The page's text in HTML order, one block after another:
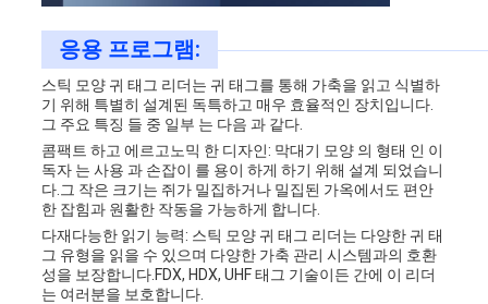
응용 프로그램:
스틱 모양 귀 태그 리더는 귀 태그를 통해 가축을 읽고 식별하
기 위해 특별히 설계된 독특하고 매우 효율적인 장치입니다.
그 주요 특징 들 중 일부 는 다음 과 같다.
콤팩트 하고 에르고노믹 한 디자인: 막대기 모양 의 형태 인 이
독자 는 사용 과 손잡이 를 용이 하게 하기 위해 설계 되었습니
다. 그 작은 크기는 쥐가 밀집하거나 밀집된 가옥에서도 편안
한 잡힘과 원활한 작동을 가능하게 합니다.
다재다능한 읽기 능력: 스틱 모양 귀 태그 리더는 다양한 귀 태
그 유형을 읽을 수 있으며 다양한 가축 관리 시스템과의 호환
성을 보장합니다.FDX, HDX, UHF 태그 기술이든 간에 이 리더
는 여러분을 보호합니다.